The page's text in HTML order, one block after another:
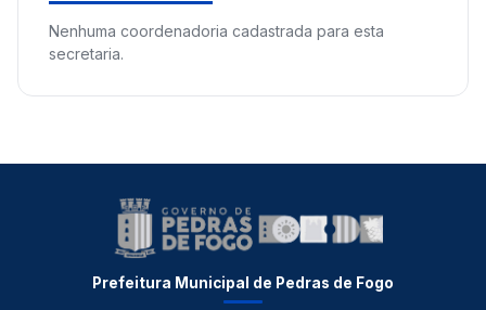
Nenhuma coordenadoria cadastrada para esta
secretaria.
Prefeitura Municipal de Pedras de Fogo